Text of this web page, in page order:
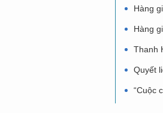
Hàng
Hàng
Thanh
Quyết
“Cuộc